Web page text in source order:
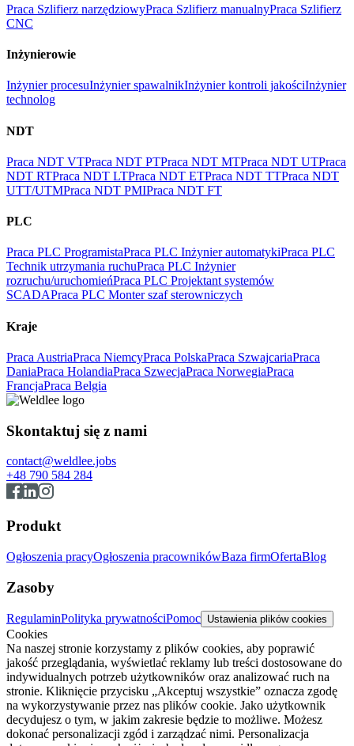
Praca Szlifierz narzędziowyPraca Szlifierz manualnyPraca Szlifierz
CNC
Inżynierowie
Inżynier procesuInżynier spawalnikInżynier kontroli jakościInżynier
technolog
NDT
Praca NDT VTPraca NDT PTPraca NDT MTPraca NDT UTPraca
NDT RTPraca NDT LTPraca NDT ETPraca NDT TTPraca NDT
UTT/UTMPraca NDT PMIPraca NDT FT
PLC
Praca PLC ProgramistaPraca PLC Inżynier automatykiPraca PLC
Technik utrzymania ruchuPraca PLC Inżynier
rozruchu/uruchomieńPraca PLC Projektant systemów
SCADAPraca PLC Monter szaf sterowniczych
Kraje
Praca AustriaPraca NiemcyPraca PolskaPraca SzwajcariaPraca
DaniaPraca HolandiaPraca SzwecjaPraca NorwegiaPraca
FrancjaPraca Belgia
Skontaktuj się z nami
contact@weldlee.jobs
+48 790 584 284
Produkt
Ogłoszenia pracyOgłoszenia pracownikówBaza firmOfertaBlog
Zasoby
RegulaminPolityka prywatnościPomoc Ustawienia plików cookies
Cookies
Na naszej stronie korzystamy z plików cookies, aby poprawić
jakość przeglądania, wyświetlać reklamy lub treści dostosowane do
indywidualnych potrzeb użytkowników oraz analizować ruch na
stronie. Kliknięcie przycisku „Akceptuj wszystkie” oznacza zgodę
na wykorzystywanie przez nas plików cookie. Jako użytkownik
decydujesz o tym, w jakim zakresie będzie to możliwe. Możesz
dokonać personalizacji zgód i zarządzać nimi. Personalizacja